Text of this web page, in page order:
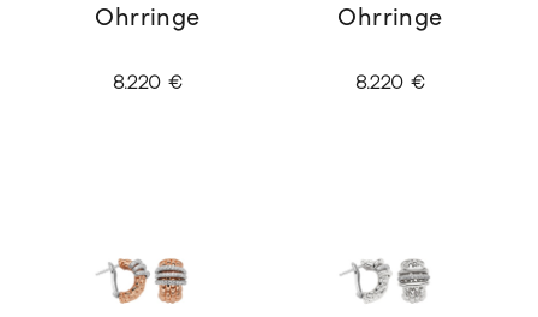
Ohrringe
8.220 €
Ohrringe
8.220 €